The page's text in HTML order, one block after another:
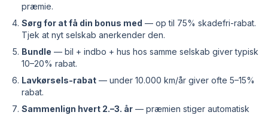
præmie.
Sørg for at få din bonus med — op til 75% skadefri-rabat.
Tjek at nyt selskab anerkender den.
Bundle — bil + indbo + hus hos samme selskab giver typisk
10–20% rabat.
Lavkørsels-rabat — under 10.000 km/år giver ofte 5–15%
rabat.
Sammenlign hvert 2.–3. år — præmien stiger automatisk